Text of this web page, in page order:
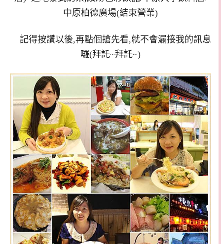
記得按讚以後,再點個搶先看,就不會漏接我的訊息
囉(拜託~拜託~)